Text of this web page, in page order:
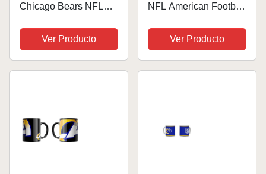
Chicago Bears NFL
Stripes Tasse - Stück
Ver Producto
NFL American Football
Official Tea Coffee
Ver Producto